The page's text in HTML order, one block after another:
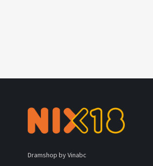
Dramshop by Vinabc